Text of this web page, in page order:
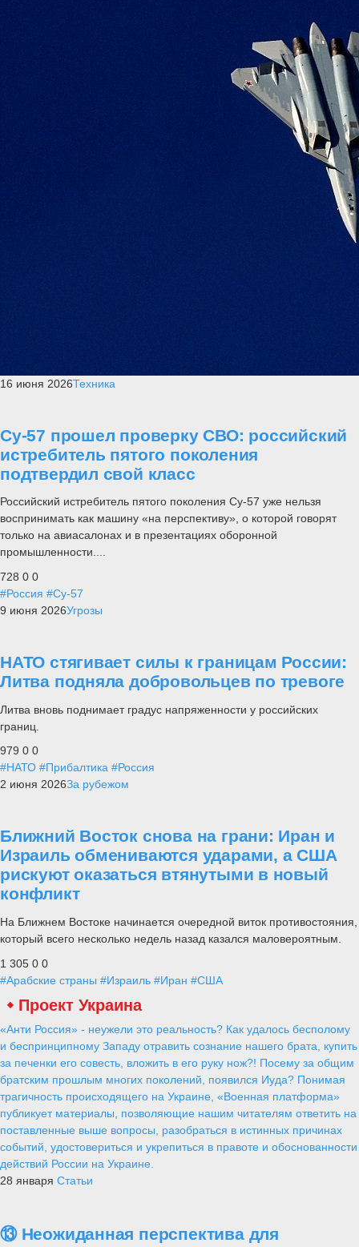
16 июня 2026Техника
Су-57 прошел проверку СВО: российский
истребитель пятого поколения
подтвердил свой класс
Российский истребитель пятого поколения Су-57 уже нельзя
воспринимать как машину «на перспективу», о которой говорят
только на авиасалонах и в презентациях оборонной
промышленности....
728 0 0
#Россия #Су-57
9 июня 2026Угрозы
НАТО стягивает силы к границам России:
Литва подняла добровольцев по тревоге
Литва вновь поднимает градус напряженности у российских
границ.
979 0 0
#НАТО #Прибалтика #Россия
2 июня 2026За рубежом
Ближний Восток снова на грани: Иран и
Израиль обмениваются ударами, а США
рискуют оказаться втянутыми в новый
конфликт
На Ближнем Востоке начинается очередной виток противостояния,
который всего несколько недель назад казался маловероятным.
1 305 0 0
#Арабские страны #Израиль #Иран #США
Проект Украина
«Анти Россия» - неужели это реальность? Как удалось бесполому
и беспринципному Западу отравить сознание нашего брата, купить
за печенки его совесть, вложить в его руку нож?! Посему за общим
братским прошлым многих поколений, появился Иуда? Понимая
трагичность происходящего на Украине, «Военная платформа»
публикует материалы, позволяющие нашим читателям ответить на
поставленные выше вопросы, разобраться в истинных причинах
событий, удостовериться и укрепиться в правоте и обоснованности
действий России на Украине.
28 января Статьи
⑬ Неожиданная перспектива для